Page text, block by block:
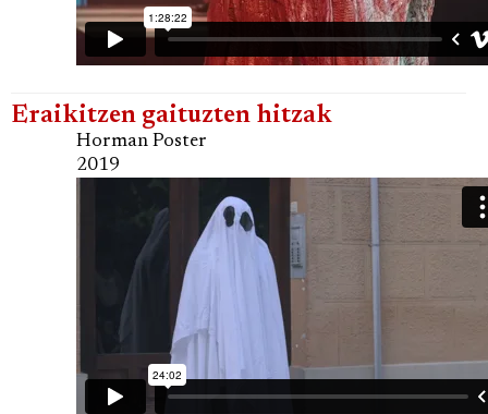
Eraikitzen gaituzten hitzak
Horman Poster
2019